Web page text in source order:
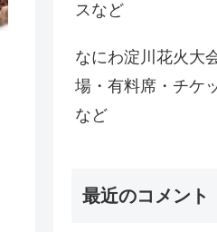
スなど
なにわ淀川花火大
場・有料席・チケ
など
最近のコメント